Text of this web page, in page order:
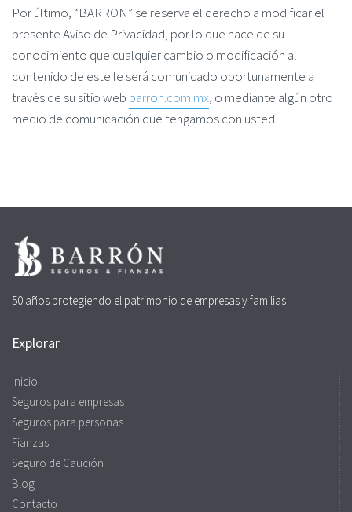
Por último, “BARRON” se reserva el derecho a modificar el
presente Aviso de Privacidad, por lo que hace de su
conocimiento que cualquier cambio o modificación al
contenido de este le será comunicado oportunamente a
través de su sitio web barron.com.mx, o mediante algún otro
medio de comunicación que tengamos con usted.
50 años protegiendo el patrimonio de empresas y familias
Explorar
Inicio
Seguros para empresas
Seguros para personas
Fianzas
Seguro de Caución
Blog
Contacto